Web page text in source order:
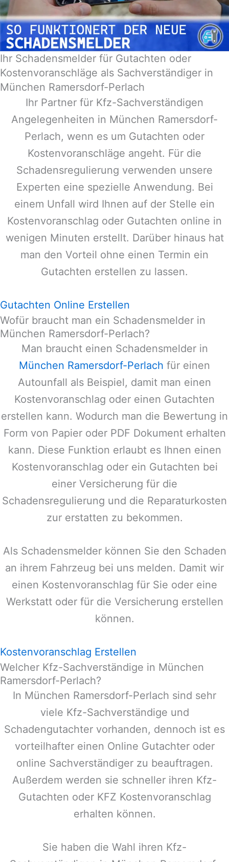
Ihr Schadensmelder für Gutachten oder
Kostenvoranschläge als Sachverständiger in
München Ramersdorf-Perlach
Ihr Partner für Kfz-Sachverständigen
Angelegenheiten in München Ramersdorf-
Perlach, wenn es um Gutachten oder
Kostenvoranschläge angeht. Für die
Schadensregulierung verwenden unsere
Experten eine spezielle Anwendung. Bei
einem Unfall wird Ihnen auf der Stelle ein
Kostenvoranschlag oder Gutachten online in
wenigen Minuten erstellt. Darüber hinaus hat
man den Vorteil ohne einen Termin ein
Gutachten erstellen zu lassen.
Gutachten Online Erstellen
Wofür braucht man ein Schadensmelder in
München Ramersdorf-Perlach?
Man braucht einen Schadensmelder in
München Ramersdorf-Perlach für einen
Autounfall als Beispiel, damit man einen
Kostenvoranschlag oder einen Gutachten
erstellen kann. Wodurch man die Bewertung in
Form von Papier oder PDF Dokument erhalten
kann. Diese Funktion erlaubt es Ihnen einen
Kostenvoranschlag oder ein Gutachten bei
einer Versicherung für die
Schadensregulierung und die Reparaturkosten
zur erstatten zu bekommen.
Als Schadensmelder können Sie den Schaden
an ihrem Fahrzeug bei uns melden. Damit wir
einen Kostenvoranschlag für Sie oder eine
Werkstatt oder für die Versicherung erstellen
können.
Kostenvoranschlag Erstellen
Welcher Kfz-Sachverständige in München
Ramersdorf-Perlach?
In München Ramersdorf-Perlach sind sehr
viele Kfz-Sachverständige und
Schadengutachter vorhanden, dennoch ist es
vorteilhafter einen Online Gutachter oder
online Sachverständiger zu beauftragen.
Außerdem werden sie schneller ihren Kfz-
Gutachten oder KFZ Kostenvoranschlag
erhalten können.
Sie haben die Wahl ihren Kfz-